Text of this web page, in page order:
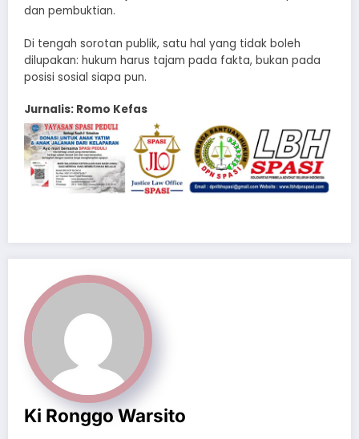
dan pembuktian.
Di tengah sorotan publik, satu hal yang tidak boleh
dilupakan: hukum harus tajam pada fakta, bukan pada
posisi sosial siapa pun.
Jurnalis: Romo Kefas
Ki Ronggo Warsito